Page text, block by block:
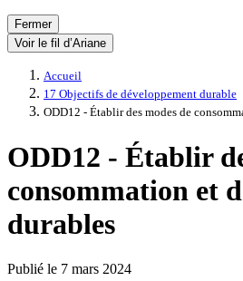
Fermer
Voir le fil d’Ariane
Accueil
17 Objectifs de développement durable
ODD12 - Établir des modes de
ODD12 - Établir
consommation et
durables
Publié le 7 mars 2024